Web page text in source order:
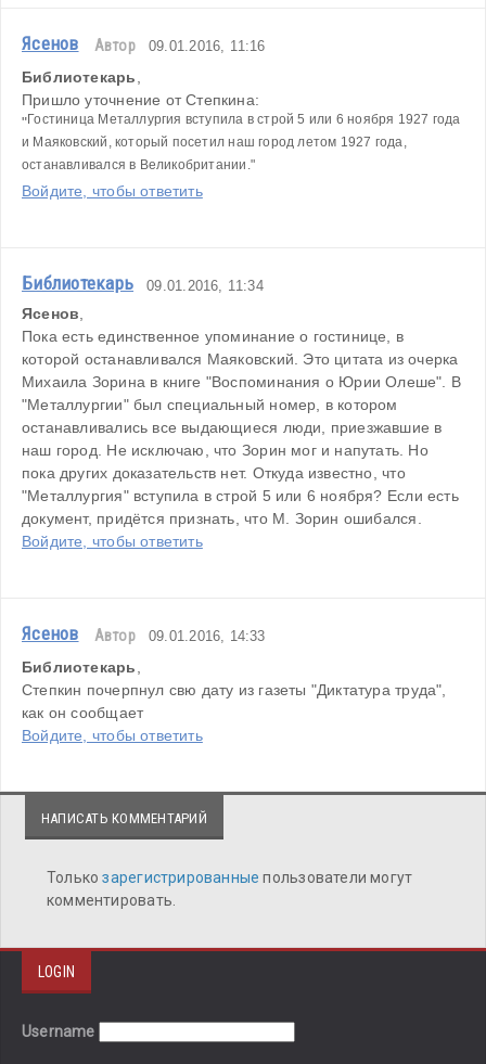
Ясенов Автор 09.01.2016, 11:16
Библиотекарь
Пришло уточнение от Степкина:
"Гостиница Металлургия вступила в строй 5 или 6 ноября 1927 года
и Маяковский, который посетил наш город летом 1927 года,
останавливался в Великобритании."
Войдите, чтобы ответить
Библиотекарь 09.01.2016, 11:34
Ясенов
Пока есть единственное упоминание о гостинице, в
которой останавливался Маяковский. Это цитата из очерка
Михаила Зорина в книге "Воспоминания о Юрии Олеше". В
"Металлургии" был специальный номер, в котором
останавливались все выдающиеся люди, приезжавшие в
наш город. Не исключаю, что Зорин мог и напутать. Но
пока других доказательств нет. Откуда известно, что
"Металлургия" вступила в строй 5 или 6 ноября? Если есть
документ, придётся признать, что М. Зорин ошибался.
Войдите, чтобы ответить
Ясенов Автор 09.01.2016, 14:33
Библиотекарь
Степкин почерпнул свю дату из газеты "Диктатура труда",
как он сообщает
Войдите, чтобы ответить
НАПИСАТЬ КОММЕНТАРИЙ
Толькозарегистрированныепользователи могут
комментировать.
LOGIN
Username